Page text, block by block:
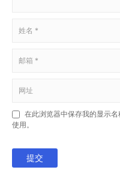
在此浏览器中保存我的显示
使用。
提交